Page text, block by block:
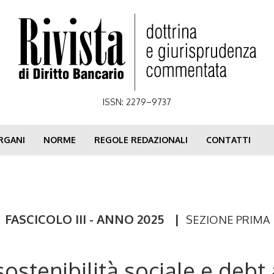
ISSN: 2279–9737
NORME REGOLE REDAZIONALI CONTATTI
FASCICOLO III - ANNO 2025 | SEZIONE PRIMA